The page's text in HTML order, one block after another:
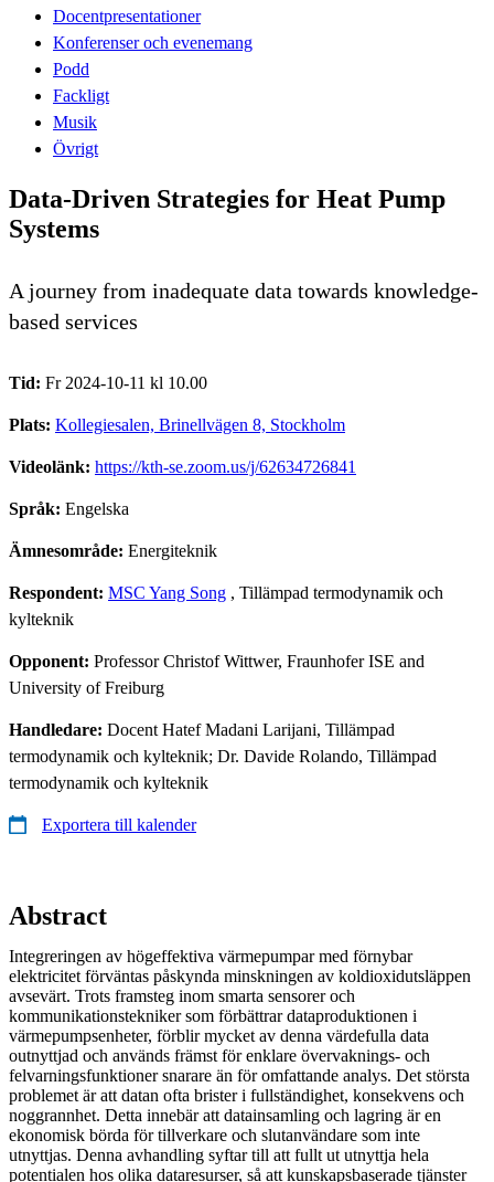
Docentpresentationer
Konferenser och evenemang
Podd
Fackligt
Musik
Övrigt
Data-Driven Strategies for Heat Pump
Systems
A journey from inadequate data towards knowledge-
based services
Tid: Fr 2024-10-11 kl 10.00
Plats: Kollegiesalen, Brinellvägen 8, Stockholm
Videolänk: https://kth-se.zoom.us/j/62634726841
Språk: Engelska
Ämnesområde: Energiteknik
Respondent: MSC Yang Song , Tillämpad termodynamik och
kylteknik
Opponent: Professor Christof Wittwer, Fraunhofer ISE and
University of Freiburg
Handledare: Docent Hatef Madani Larijani, Tillämpad
termodynamik och kylteknik; Dr. Davide Rolando, Tillämpad
termodynamik och kylteknik
Exportera till kalender
Abstract
Integreringen av högeffektiva värmepumpar med förnybar
elektricitet förväntas påskynda minskningen av koldioxidutsläppen
avsevärt. Trots framsteg inom smarta sensorer och
kommunikationstekniker som förbättrar dataproduktionen i
värmepumpsenheter, förblir mycket av denna värdefulla data
outnyttjad och används främst för enklare övervaknings- och
felvarningsfunktioner snarare än för omfattande analys. Det största
problemet är att datan ofta brister i fullständighet, konsekvens och
noggrannhet. Detta innebär att datainsamling och lagring är en
ekonomisk börda för tillverkare och slutanvändare som inte
utnyttjas. Denna avhandling syftar till att fullt ut utnyttja hela
potentialen hos olika dataresurser, så att kunskapsbaserade tjänster